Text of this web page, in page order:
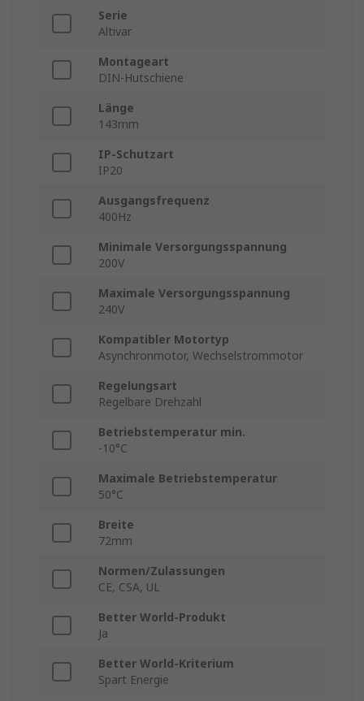
Serie
Altivar
Montageart
DIN-Hutschiene
Länge
143mm
IP-Schutzart
IP20
Ausgangsfrequenz
400Hz
Minimale Versorgungsspannung
200V
Maximale Versorgungsspannung
240V
Kompatibler Motortyp
Asynchronmotor, Wechselstrommotor
Regelungsart
Regelbare Drehzahl
Betriebstemperatur min.
-10°C
Maximale Betriebstemperatur
50°C
Breite
72mm
Normen/Zulassungen
CE, CSA, UL
Better World-Produkt
Ja
Better World-Kriterium
Spart Energie